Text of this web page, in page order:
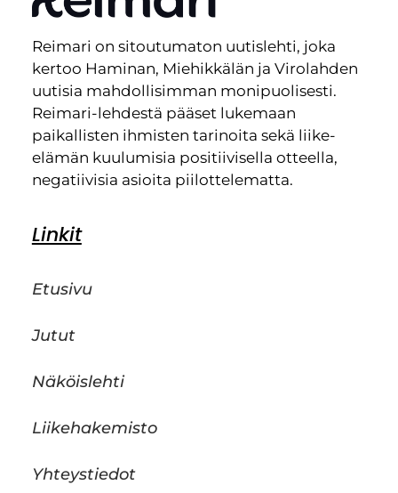
Reimari on sitoutumaton uutislehti, joka
kertoo Haminan, Miehikkälän ja Virolahden
uutisia mahdollisimman monipuolisesti.
Reimari-lehdestä pääset lukemaan
paikallisten ihmisten tarinoita sekä liike-
elämän kuulumisia positiivisella otteella,
negatiivisia asioita piilottelematta.
Linkit
Etusivu
Jutut
Näköislehti
Liikehakemisto
Yhteystiedot